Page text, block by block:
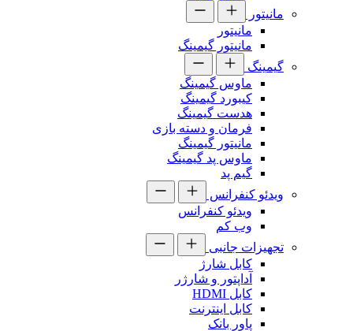
مانیتور
مانیتور
مانیتور گیمینگ
گیمینگ
ماوس گیمینگ
کیبورد گیمینگ
هدست گیمینگ
فرمان و دسته بازی
مانیتور گیمینگ
ماوس پد گیمینگ
گیم پد
ویدئو کنفرانس
ویدئو کنفرانس
وب کم
تجهیزات جانبی
کابل شارژ
آداپتور و شارژر
کابل HDMI
کابل اینترنت
پاور بانک